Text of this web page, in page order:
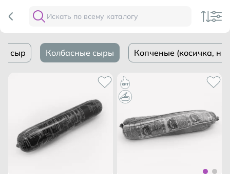
сыр Колбасные сыры Копченые (косичка,